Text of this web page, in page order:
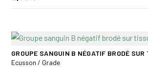
GROUPE SANGUIN B NÉGATIF BRODÉ SUR
Ecusson / Grade